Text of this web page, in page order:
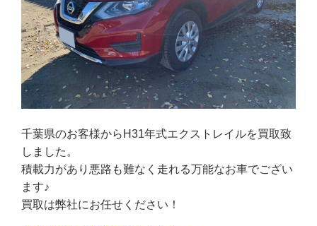
千葉県のお客様からH31年式エクストレイルを買取致
しました。
積載力があり悪路も難なく走れる万能なお車でござい
ます♪
買取は弊社にお任せください！